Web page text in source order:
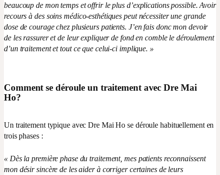
beaucoup de mon temps et offrir le plus d’explications possible. Avoir
recours à des soins médico-esthétiques peut nécessiter une grande
dose de courage chez plusieurs patients. J’en fais donc mon devoir
de les rassurer et de leur expliquer de fond en comble le déroulement
d’un traitement et tout ce que celui-ci implique. »
Comment se déroule un traitement avec Dre Mai
Ho?
Un traitement typique avec Dre Mai Ho se déroule habituellement en
trois phases :
« Dès la première phase du traitement, mes patients reconnaissent
mon désir sincère de les aider à corriger certaines de leurs